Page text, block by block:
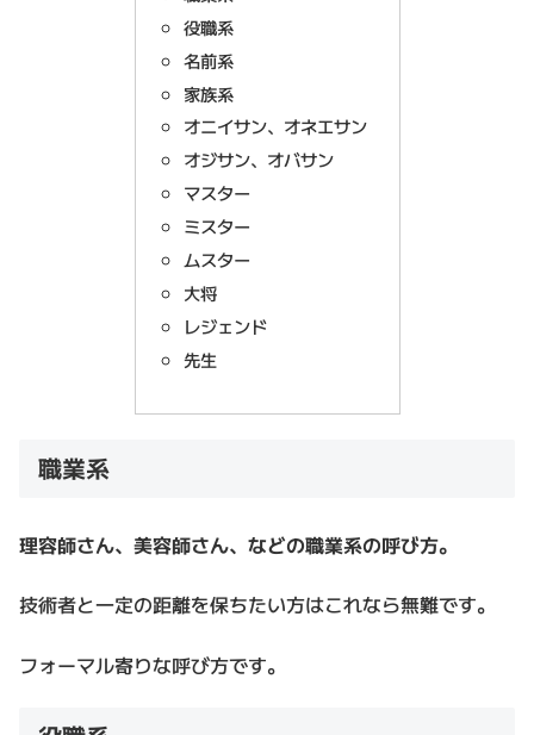
役職系
名前系
家族系
オニイサン、オネエサン
オジサン、オバサン
マスター
ミスター
ムスター
大将
レジェンド
先生
職業系
理容師さん、美容師さん、などの職業系の呼び方。
技術者と一定の距離を保ちたい方はこれなら無難です。
フォーマル寄りな呼び方です。